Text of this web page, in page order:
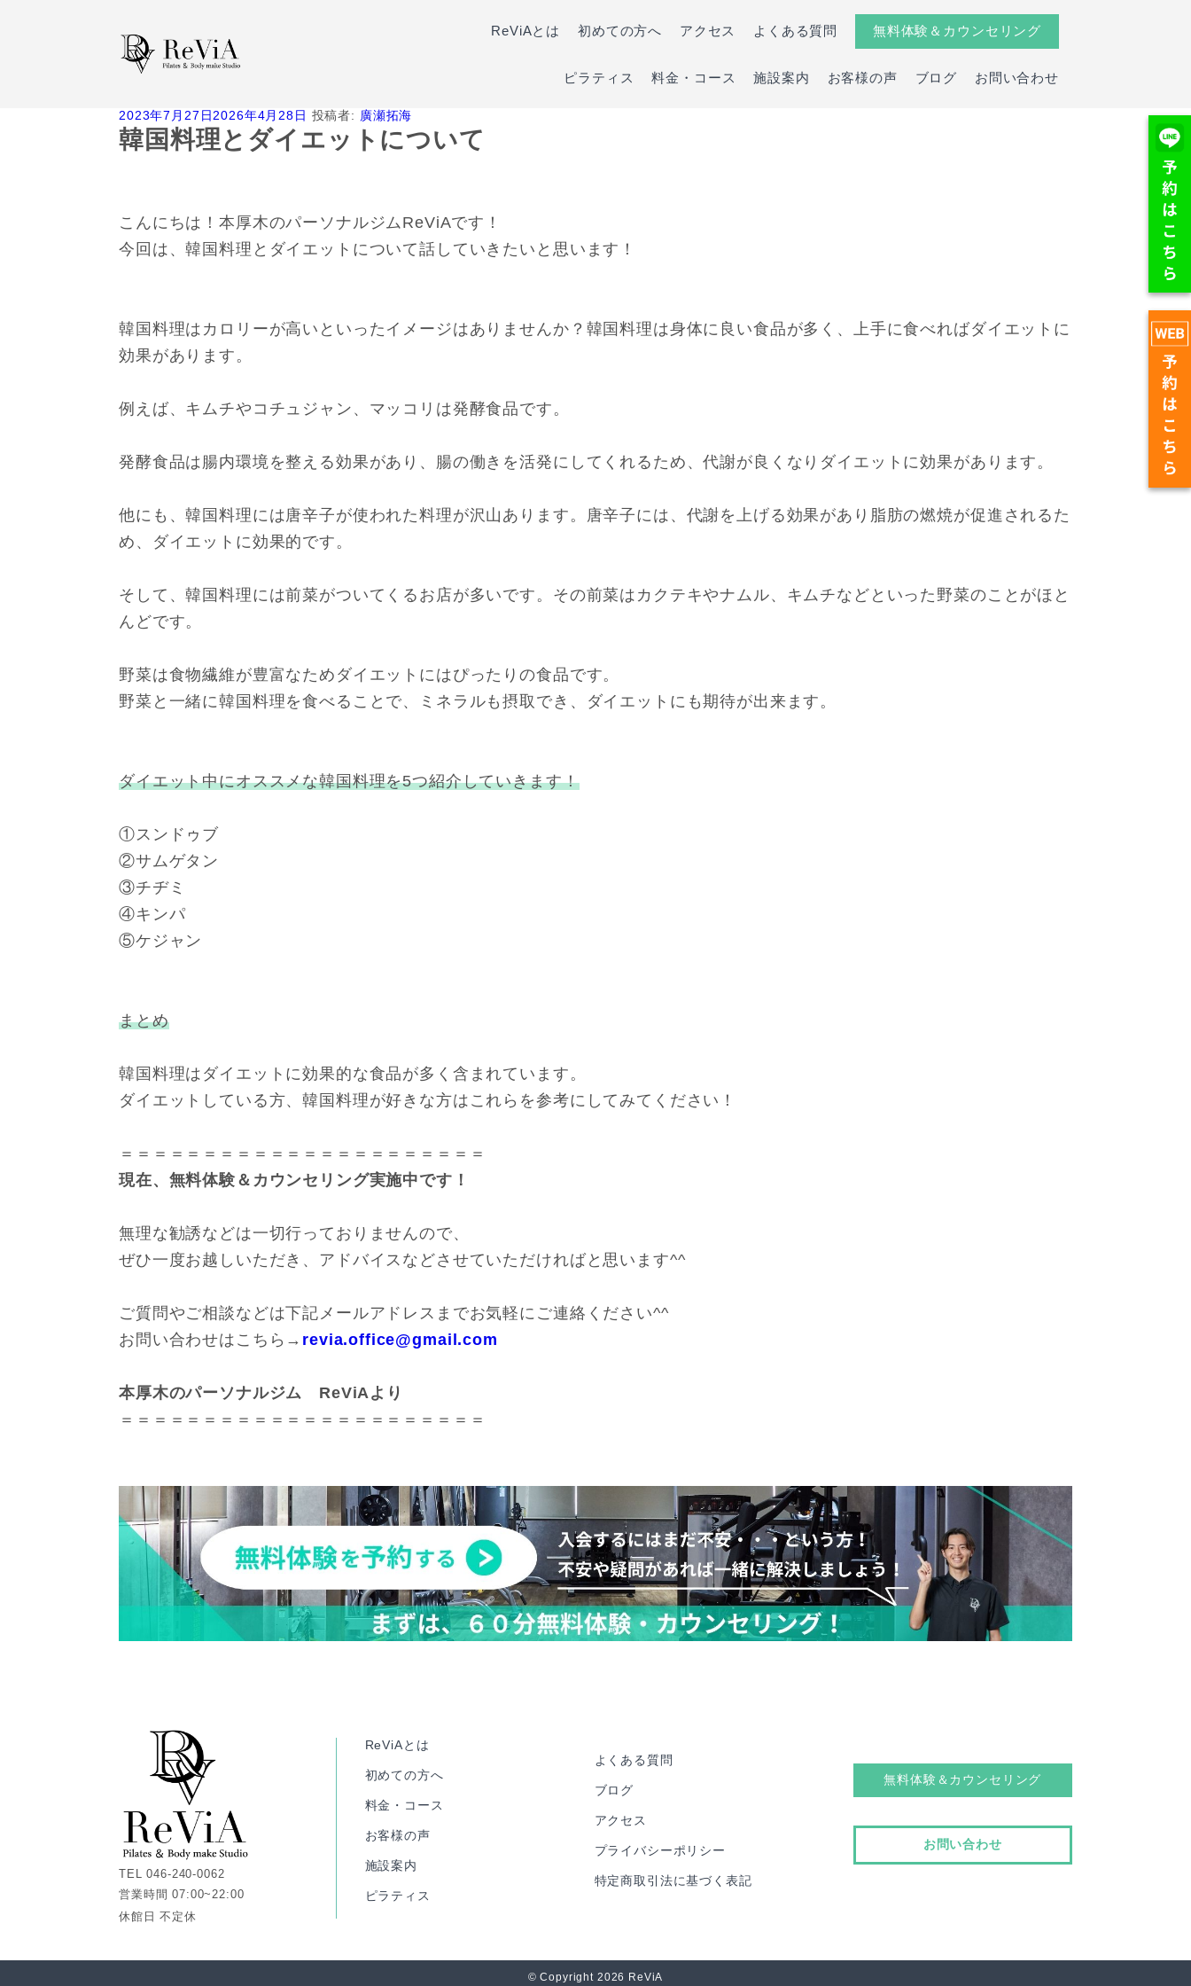
ReViAとは 初めての方へ アクセス よくある質問 無料体験＆カウンセリング
ピラティス 料金・コース 施設案内 お客様の声 ブログ お問い合わせ
投
稿
日:
2023年7月27日2026年4月28日 投稿者: 廣瀬拓海
韓国料理とダイエットについて
こんにちは！本厚木のパーソナルジムReViAです！
今回は、韓国料理とダイエットについて話していきたいと思います！
韓国料理はカロリーが高いといったイメージはありませんか？韓国料理は身体に良い食品が多く、上手に食べればダイエットに
効果があります。
例えば、キムチやコチュジャン、マッコリは発酵食品です。
発酵食品は腸内環境を整える効果があり、腸の働きを活発にしてくれるため、代謝が良くなりダイエットに効果があります。
他にも、韓国料理には唐辛子が使われた料理が沢山あります。唐辛子には、代謝を上げる効果があり脂肪の燃焼が促進されるた
め、ダイエットに効果的です。
そして、韓国料理には前菜がついてくるお店が多いです。その前菜はカクテキやナムル、キムチなどといった野菜のことがほと
んどです。
野菜は食物繊維が豊富なためダイエットにはぴったりの食品です。
野菜と一緒に韓国料理を食べることで、ミネラルも摂取でき、ダイエットにも期待が出来ます。
ダイエット中にオススメな韓国料理を5つ紹介していきます！
①スンドゥブ
②サムゲタン
③チヂミ
④キンパ
⑤ケジャン
まとめ
韓国料理はダイエットに効果的な食品が多く含まれています。
ダイエットしている方、韓国料理が好きな方はこれらを参考にしてみてください！
＝＝＝＝＝＝＝＝＝＝＝＝＝＝＝＝＝＝＝＝＝＝
現在、無料体験＆カウンセリング実施中です！
無理な勧誘などは一切行っておりませんので、
ぜひ一度お越しいただき、アドバイスなどさせていただければと思います^^
ご質問やご相談などは下記メールアドレスまでお気軽にご連絡ください^^
お問い合わせはこちら→ revia.office@gmail.com
本厚木のパーソナルジム ReViAより
＝＝＝＝＝＝＝＝＝＝＝＝＝＝＝＝＝＝＝＝＝＝
TEL 046-240-0062
営業時間 07:00~22:00
休館日 不定休
ReViAとは
初めての方へ
料金・コース
お客様の声
施設案内
ピラティス
よくある質問
ブログ
アクセス
プライバシーポリシー
特定商取引法に基づく表記
無料体験＆カウンセリング
お問い合わせ
© Copyright 2026 ReViA